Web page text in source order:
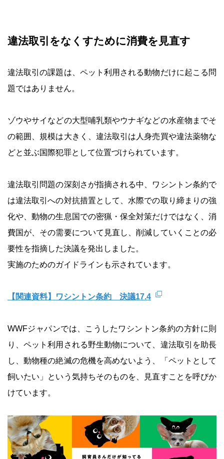
違法取引をなくすために消費を見直す
違法取引の課題は、ペット利用される動物だけに起こる問
題ではありません。
ゾウやサイなどの大型哺乳類やウナギなどの水産物までそ
の範囲、規模は大きく、違法取引は人身売買や違法薬物な
どと並ぶ国際犯罪として位置づけられています。
違法取引問題の深刻さが指摘される中、ワシントン条約で
は違法取引への対抗措置として、水際での取り締まりの強
化や、動物の生息国での密猟・保全対策だけではなく、消
費国が、その需要について見直し、削減していくことの必
要性を指摘した決議を発出しました。
実施のためのガイドラインも示されています。
【関連資料】ワシントン条約 決議17.4
WWFジャパンでは、こうしたワシントン条約の方針に則
り、ペット利用される野生動物について、違法取引を助長
し、動物種の絶滅の危機を高めないよう、「ペットとして
飼いたい」という気持ちそのものを、見直すことを呼びか
けています。